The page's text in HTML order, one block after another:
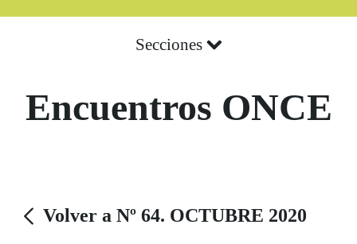
Secciones
Encuentros ONCE
Volver a Nº 64. OCTUBRE 2020